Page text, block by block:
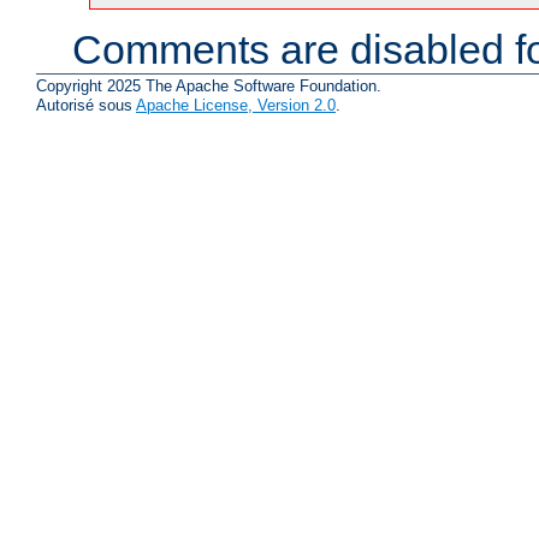
Comments are disabled
Copyright 2025 The Apache Software Foundation.
Autorisé sous Apache License, Version 2.0.